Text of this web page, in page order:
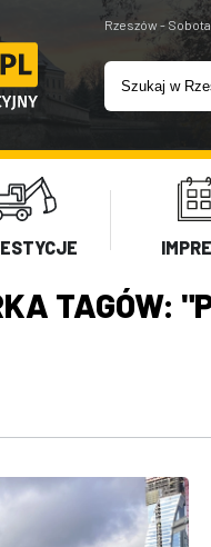
Rzeszów -
TAGÓW: